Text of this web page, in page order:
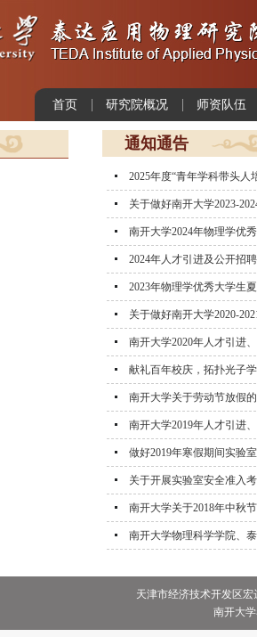
首页 研究院概况 师资队伍
通知通告
2025年度“青年学科带头人
关于做好南开大学2023-
南开大学2024年物理学优
2024年人才引进及公开招
2023年物理学优秀大学生
关于做好南开大学2020-
南开大学2020年人才引进
献礼百年校庆，拓扑光子
南开大学关于劳动节放假
南开大学2019年人才引进
做好2019年寒假期间实验
关于开展实验室安全准入
南开大学关于2018年中秋
南开大学物理科学学院、
天津市经济技术开发区宏
南开大